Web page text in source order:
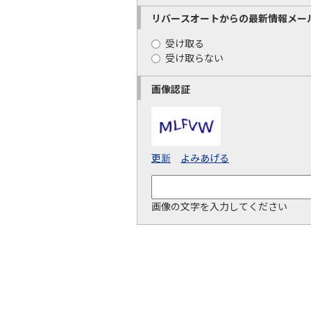
リバースオートからの最新情報メー
受け取る
受け取らない
画像認証
更新 よみあげる
画像の文字を入力してください